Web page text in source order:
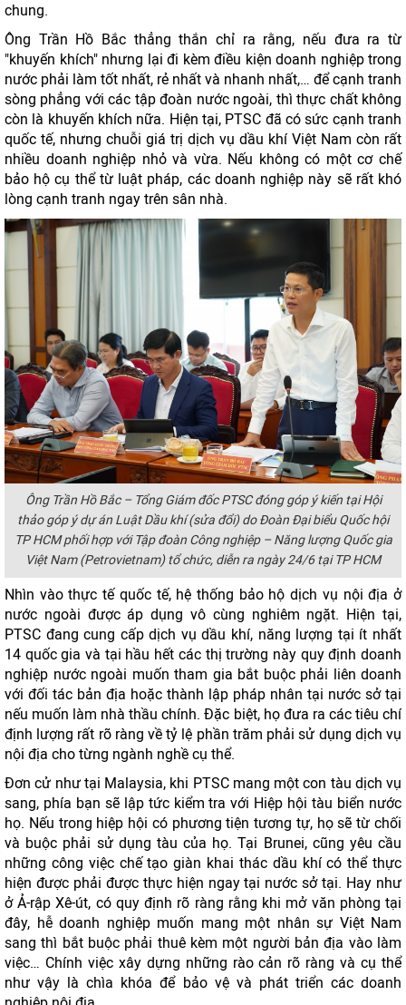
chung.
Ông Trần Hồ Bắc thẳng thắn chỉ ra rằng, nếu đưa ra từ
"khuyến khích" nhưng lại đi kèm điều kiện doanh nghiệp trong
nước phải làm tốt nhất, rẻ nhất và nhanh nhất,… để cạnh tranh
sòng phẳng với các tập đoàn nước ngoài, thì thực chất không
còn là khuyến khích nữa. Hiện tại, PTSC đã có sức cạnh tranh
quốc tế, nhưng chuỗi giá trị dịch vụ dầu khí Việt Nam còn rất
nhiều doanh nghiệp nhỏ và vừa. Nếu không có một cơ chế
bảo hộ cụ thể từ luật pháp, các doanh nghiệp này sẽ rất khó
lòng cạnh tranh ngay trên sân nhà.
Ông Trần Hồ Bắc – Tổng Giám đốc PTSC đóng góp ý kiến tại Hội
thảo góp ý dự án Luật Dầu khí (sửa đổi) do Đoàn Đại biểu Quốc hội
TP HCM phối hợp với Tập đoàn Công nghiệp – Năng lượng Quốc gia
Việt Nam (Petrovietnam) tổ chức, diễn ra ngày 24/6 tại TP HCM
Nhìn vào thực tế quốc tế, hệ thống bảo hộ dịch vụ nội địa ở
nước ngoài được áp dụng vô cùng nghiêm ngặt. Hiện tại,
PTSC đang cung cấp dịch vụ dầu khí, năng lượng tại ít nhất
14 quốc gia và tại hầu hết các thị trường này quy định doanh
nghiệp nước ngoài muốn tham gia bắt buộc phải liên doanh
với đối tác bản địa hoặc thành lập pháp nhân tại nước sở tại
nếu muốn làm nhà thầu chính. Đặc biệt, họ đưa ra các tiêu chí
định lượng rất rõ ràng về tỷ lệ phần trăm phải sử dụng dịch vụ
nội địa cho từng ngành nghề cụ thể.
Đơn cử như tại Malaysia, khi PTSC mang một con tàu dịch vụ
sang, phía bạn sẽ lập tức kiểm tra với Hiệp hội tàu biển nước
họ. Nếu trong hiệp hội có phương tiện tương tự, họ sẽ từ chối
và buộc phải sử dụng tàu của họ. Tại Brunei, cũng yêu cầu
những công việc chế tạo giàn khai thác dầu khí có thể thực
hiện được phải được thực hiện ngay tại nước sở tại. Hay như
ở Ả-rập Xê-út, có quy định rõ ràng rằng khi mở văn phòng tại
đây, hễ doanh nghiệp muốn mang một nhân sự Việt Nam
sang thì bắt buộc phải thuê kèm một người bản địa vào làm
việc… Chính việc xây dựng những rào cản rõ ràng và cụ thể
như vậy là chìa khóa để bảo vệ và phát triển các doanh